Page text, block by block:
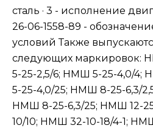
сталь · 3 - исполнение
26-06-1558-89 -
условий Также
следующих маркировок:
5-25-2,5/6; НМШ 5-25-4,0/4;
5-25-4,0/25; НМШ 8-25-6,3/
НМШ 8-25-6,3/25; НМШ 12-
10/10; НМШ 32-10-18/4-1;